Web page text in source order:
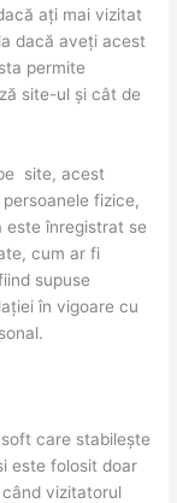
ați mai vizitat
dacă aveți acest
permite
site-ul și cât de
site, acest
fizice,
este înregistrat se
cum ar fi
supuse
în vigoare cu
care stabilește
este folosit doar
vizitatorul